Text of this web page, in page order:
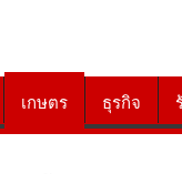
เกษตร ธุรกิจ